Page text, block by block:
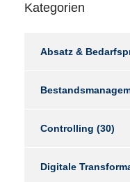
Kategorien
Absatz &
Controlling (30)
Digitale